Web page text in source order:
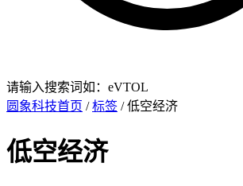
请输入搜索词如：eVTOL
圆象科技首页 /标签 / 低空经济
低空经济